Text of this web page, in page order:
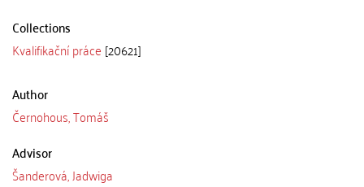
Collections
Kvalifikační práce [20621]
Author
Černohous, Tomáš
Advisor
Šanderová, Jadwiga